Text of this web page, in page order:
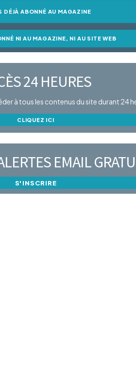
DÉJÀ ABONNÉ AU MAGAZINE
NI AU MAGAZINE, NI AU SITE WEB
24 HEURES
à tous les contenus du site durant 24
CLIQUEZ ICI
EMAIL
S'INSCRIRE